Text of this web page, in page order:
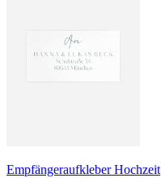
Empfängeraufkleber Hochzeit